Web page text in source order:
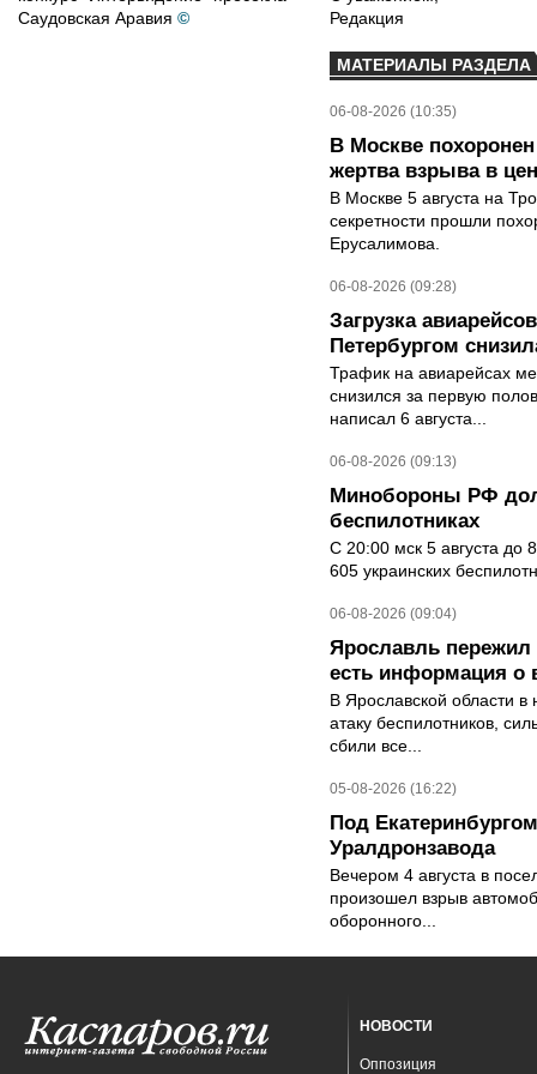
Саудовская Аравия ©
Редакция
МАТЕРИАЛЫ РАЗДЕЛА
06-08-2026 (10:35)
В Москве
жертва взрыва в
В Москве 5 августа на
секретности прошли
Ерусалимова.
06-08-2026 (09:28)
Загрузка
Петербургом
Трафик на авиарейсах
снизился за первую
написал 6 августа...
06-08-2026 (09:13)
Минобороны РФ
беспилотниках
С 20:00 мск 5 августа до
605 украинских
06-08-2026 (09:04)
Ярославль пережил
есть информация о
В Ярославской области в
атаку беспилотников,
сбили все...
05-08-2026 (16:22)
Под
Уралдронзавода
Вечером 4 августа в
произошел взрыв
оборонного...
НОВОСТИ
Оппозиция